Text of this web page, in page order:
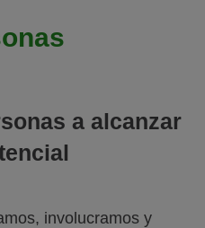
a alcanzar
involucramos y